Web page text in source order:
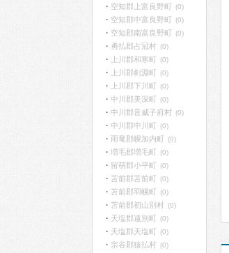
空知郡上富良野町 (0)
空知郡中富良野町 (0)
空知郡南富良野町 (0)
勇払郡占冠村 (0)
上川郡和寒町 (0)
上川郡剣淵町 (0)
上川郡下川町 (0)
中川郡美深町 (0)
中川郡音威子府村 (0)
中川郡中川町 (0)
雨竜郡幌加内町 (0)
増毛郡増毛町 (0)
留萌郡小平町 (0)
苫前郡苫前町 (0)
苫前郡羽幌町 (0)
苫前郡初山別村 (0)
天塩郡遠別町 (0)
天塩郡天塩町 (0)
宗谷郡猿払村 (0)